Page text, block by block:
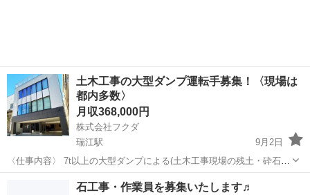
土木工事の大型ダンプ運転手募集！〈現場は
都内多数〉
月収368,000円
株式会社フクダ
瑞江駅
9月2日
〈仕事内容〉 7t以上の大型ダンプによる(土木工事現場の残土・砕石・
アスファルト)運搬・運転のお仕事です。 共に働くメンバーは話しやす
い人ばかりです！働きやすい環境です。 ・運転範囲は市川、南篠崎に
江戸川区 瑞江駅 その他 都内
石工事・作業員を募集いたします♬